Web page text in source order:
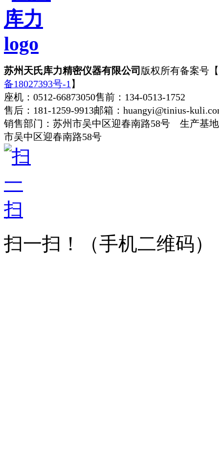
苏州天氏库力精密仪器有限公司 版权所有备案号【
备18027393号-1】
座机：0512-66873050售前：134-0513-1752
售后：181-1259-9913邮箱：huangyi@tinius-
销售部门：苏州市吴中区迎春南路58号 生产基
市吴中区迎春南路58号
扫一扫！ （手机二维码）